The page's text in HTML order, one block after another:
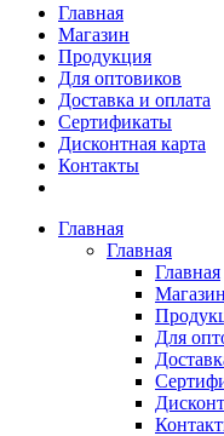
Главная
Магазин
Продукция
Для оптовиков
Доставка и оплата
Сертификаты
Дисконтная карта
Контакты
Главная
Главная
Главная
Магазин
Для